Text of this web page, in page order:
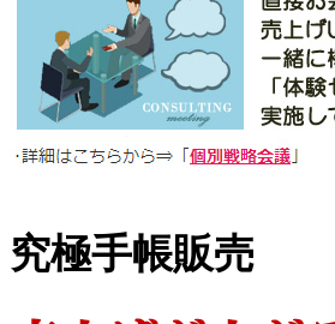
究極手帳販売